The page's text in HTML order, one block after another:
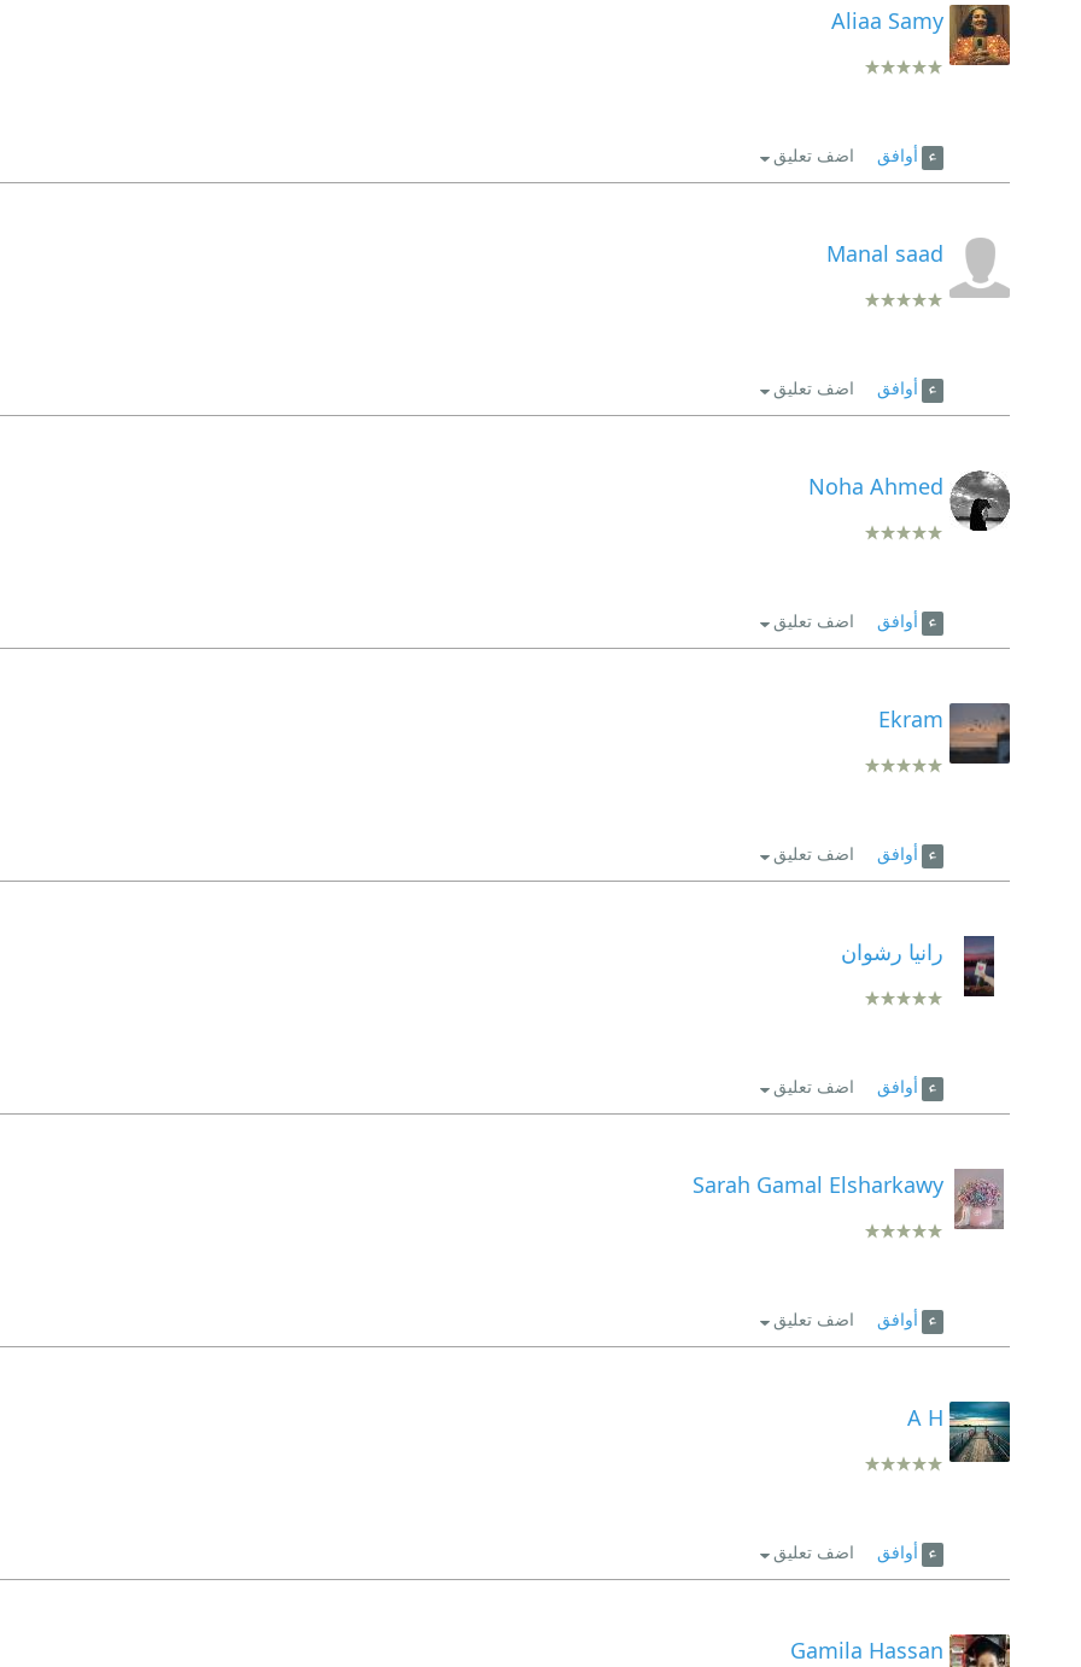
Aliaa Samy
أوافق اضف تعليق
Manal saad
أوافق اضف تعليق
Noha Ahmed
أوافق اضف تعليق
Ekram
أوافق اضف تعليق
رانيا رشوان
أوافق اضف تعليق
Sarah Gamal Elsharkawy
أوافق اضف تعليق
A H
أوافق اضف تعليق
Gamila Hassan